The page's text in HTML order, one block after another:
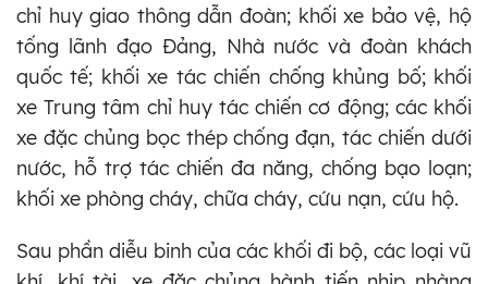
chỉ huy giao thông dẫn đoàn; khối xe bảo vệ, hộ
tống lãnh đạo Đảng, Nhà nước và đoàn khách
quốc tế; khối xe tác chiến chống khủng bố; khối
xe Trung tâm chỉ huy tác chiến cơ động; các khối
xe đặc chủng bọc thép chống đạn, tác chiến dưới
nước, hỗ trợ tác chiến đa năng, chống bạo loạn;
khối xe phòng cháy, chữa cháy, cứu nạn, cứu hộ.
Sau phần diễu binh của các khối đi bộ, các loại vũ